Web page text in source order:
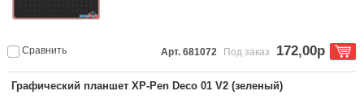
Сравнить Арт. 681072 Под заказ 172,00р
Графический планшет XP-Pen Deco 01 V2 (зеленый)